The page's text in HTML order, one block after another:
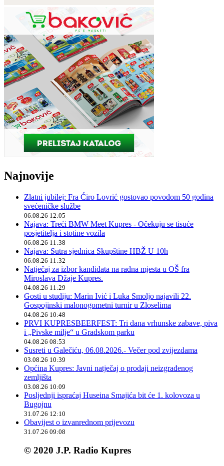
Najnovije
Zlatni jubilej: Fra Ćiro Lovrić gostovao povodom 50 godina
svećeničke službe
06.08.26 12:05
Najava: Treći BMW Meet Kupres - Očekuju se tisuće
posjetitelja i stotine vozila
06.08.26 11:38
Najava: Sutra sjednica Skupštine HBŽ U 10h
06.08.26 11:32
Natječaj za izbor kandidata na radna mjesta u OŠ fra
Miroslava Džaje Kupres.
04.08.26 11:29
Gosti u studiju: Marin Ivić i Luka Smoljo najavili 22.
Gospojinski malonogometni turnir u Zloselima
04.08.26 10:48
PRVI KUPRESBEERFEST: Tri dana vrhunske zabave, piva
i „Pivske milje“ u Gradskom parku
04.08.26 08:53
Susreti u Galečiću, 06.08.2026.- Večer pod zvijezdama
03.08.26 10:39
Općina Kupres: Javni natječaj o prodaji neizgrađenog
zemljišta
03.08.26 10:09
Posljednji ispraćaj Huseina Smajića bit će 1. kolovoza u
Bugojnu
31.07.26 12:10
Obavijest o izvanrednom prijevozu
31.07.26 09:08
© 2020 J.P. Radio Kupres